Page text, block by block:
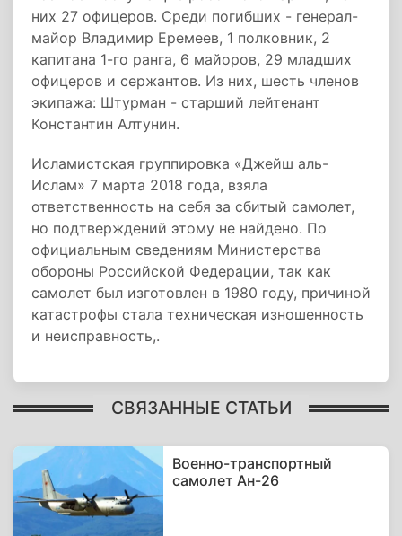
них 27 офицеров. Среди погибших - генерал-
майор Владимир Еремеев, 1 полковник, 2
капитана 1-го ранга, 6 майоров, 29 младших
офицеров и сержантов. Из них, шесть членов
экипажа: Штурман - старший лейтенант
Константин Алтунин.
Исламистская группировка «Джейш аль-
Ислам» 7 марта 2018 года, взяла
ответственность на себя за сбитый самолет,
но подтверждений этому не найдено. По
официальным сведениям Министерства
обороны Российской Федерации, так как
самолет был изготовлен в 1980 году, причиной
катастрофы стала техническая изношенность
и неисправность,.
СВЯЗАННЫЕ СТАТЬИ
Военно-транспортный
самолет Ан-26